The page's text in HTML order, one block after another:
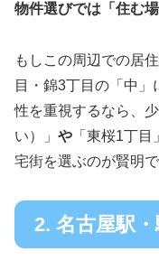
物件選びでは「住む
もしこの周辺での居
目・錦3丁目の「中
性を重視するなら、
い）」 や 「東桜1丁
宅街を選ぶのが賢明で
2. 名古屋駅・